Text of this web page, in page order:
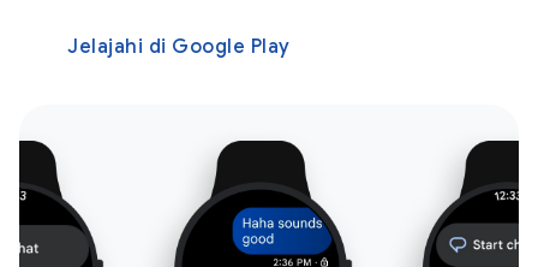
Jelajahi di Google Play